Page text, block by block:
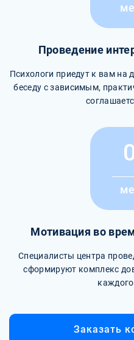
Проведение
Психологи приедут к вам на
беседу с зависимым,
Мотивация во
Специалисты центра
сформируют комплекс
Заказать